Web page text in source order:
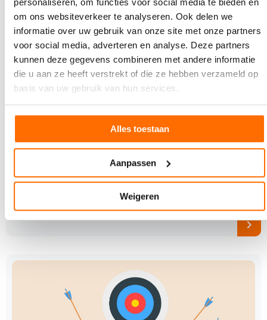
om ons websiteverkeer te analyseren. Ook delen we
informatie over uw gebruik van onze site met onze partners
voor social media, adverteren en analyse. Deze partners
kunnen deze gegevens combineren met andere informatie
die u aan ze heeft verstrekt of die ze hebben verzameld op
basis van uw gebruik van hun services.
Alles toestaan
Aanpassen
Weigeren
7 AUGUSTUS 2026
Holbox viert 50-jarig jubileum
Holbox bestaat dit jaar 50 jaar. Dat werd eind mei
gevierd tijdens een feestelijke open dag in het